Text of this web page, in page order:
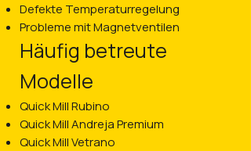
Defekte Temperaturregelung
Probleme mit Magnetventilen
Häufig betreute
Modelle
Quick Mill Rubino
Quick Mill Andreja Premium
Quick Mill Vetrano